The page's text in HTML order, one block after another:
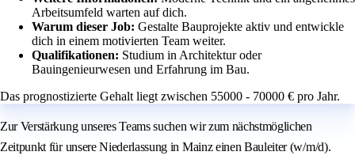
Arbeitsumfeld warten auf dich.
Warum dieser Job: Gestalte Bauprojekte aktiv und entwickle
dich in einem motivierten Team weiter.
Qualifikationen: Studium in Architektur oder
Bauingenieurwesen und Erfahrung im Bau.
Das prognostizierte Gehalt liegt zwischen 55000 - 70000 € pro Jahr.
Zur Verstärkung unseres Teams suchen wir zum nächstmöglichen
Zeitpunkt für unsere Niederlassung in Mainz einen Bauleiter (w/m/d).